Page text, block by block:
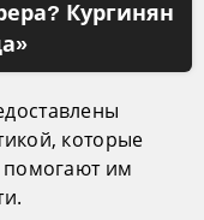
Кургинян
которые
помогают им